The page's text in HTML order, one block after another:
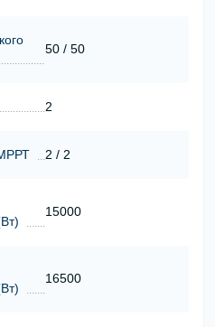
50 / 50
2
2 / 2
15000
16500